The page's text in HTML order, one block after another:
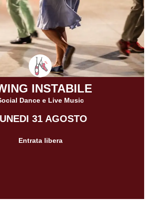
INSTABILE
Dance e Live Music
31 AGOSTO
Entrata libera